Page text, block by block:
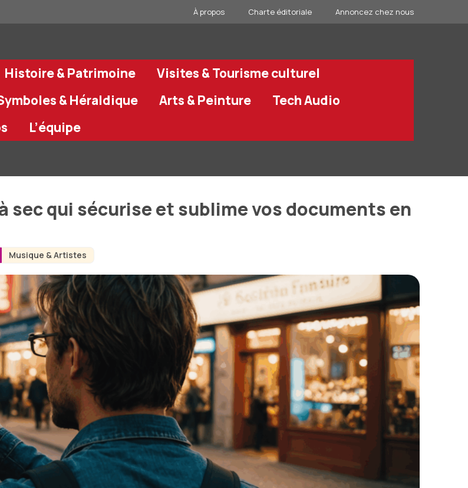
À propos Charte éditoriale Annoncez chez nous
Histoire & Patrimoine
Visites & Tourisme culturel
& Héraldique Arts & Peinture
Tech Audio
L’équipe
Musique & Artistes
sec qui sécurise et sublime vos documents en